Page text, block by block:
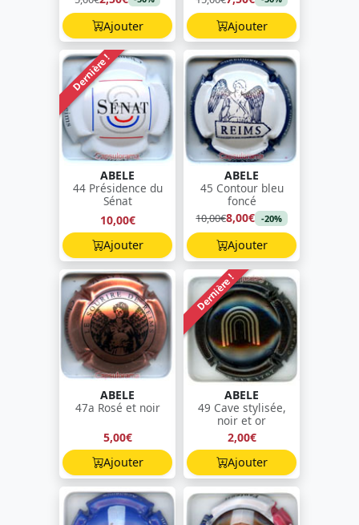
Ajouter Ajouter
Dernière !
ABELE
44 Présidence du
Sénat
10,00€
Ajouter
ABELE
45 Contour bleu
foncé
10,00€8,00€ -20%
Ajouter
ABELE
47a Rosé et noir
5,00€
Ajouter
Dernière !
ABELE
49 Cave stylisée,
noir et or
2,00€
Ajouter